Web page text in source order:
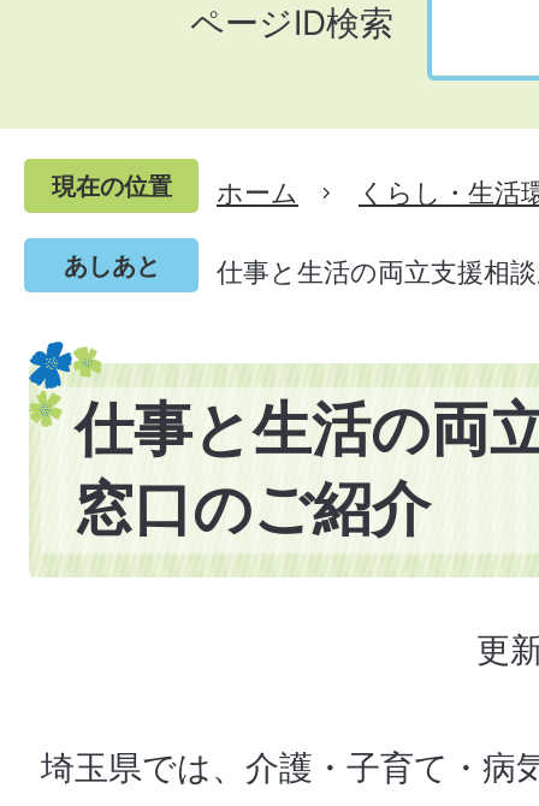
ページID検索
現在の位置 ホーム くらし・生活
あしあと 仕事と生活の両立支援相
仕事と生活の両
窓口のご紹介
更
埼玉県では、介護・子育て・病